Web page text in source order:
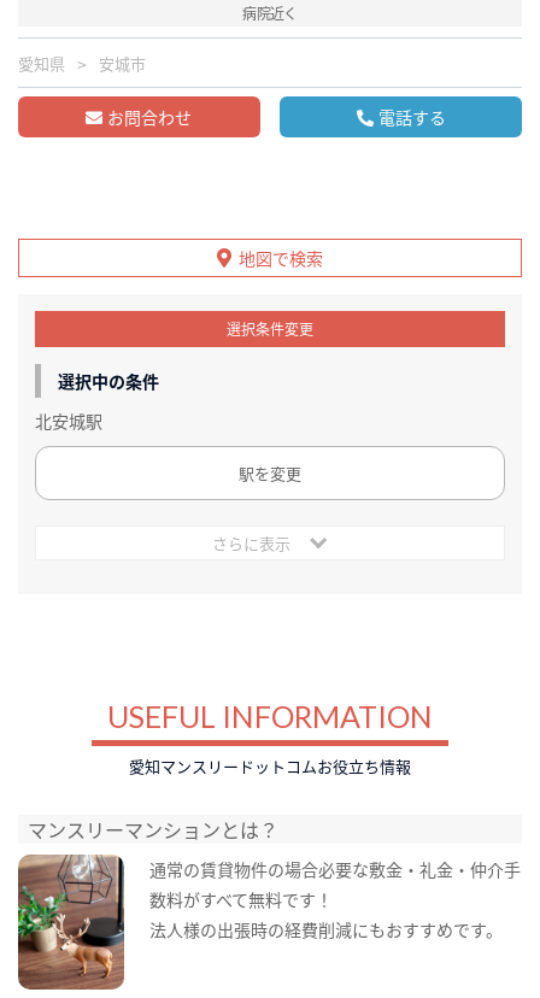
病院近く
愛知県 安城市
お問合わせ 電話する
地図で検索
選択条件変更
選択中の条件
北安城駅
駅を変更
さらに表示
USEFUL INFORMATION
愛知マンスリードットコムお役立ち情報
マンスリーマンションとは？
通常の賃貸物件の場合必要な敷金・礼金・仲介手
数料がすべて無料です！
法人様の出張時の経費削減にもおすすめです。